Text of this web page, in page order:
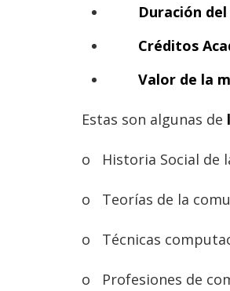
Duración
Créditos
Valor de la
Estas son algunas de
o Historia Social de
o Teorías de la
o Técnicas
o Profesiones de